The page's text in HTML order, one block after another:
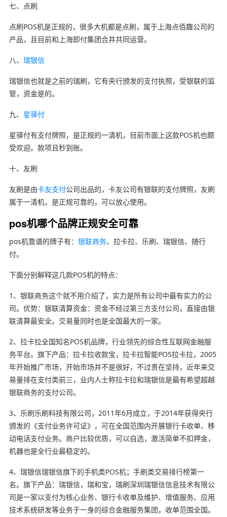
七、点刷
点刷POS机是正规的，很多大机都是点刷，属于上海点佰趣公司的
产品，且目前和上海即付集团合并共同运营。
八、 瑞银信
瑞银信也就是之前的瑞刷，它有央行颁发的支付执照，受银联的监
管，资金是的。
九、 星驿付
星驿付有支付牌照，是正规的一清机，目前市面上这款POS机也颇
受欢迎。款项且秒到账。
十、友刷
友刷是由卡友支付公司出品的，卡友公司有银联的支付牌照，友刷
属于一清机，是正规可靠的，可以放心使用。
pos机哪个品牌正规安全可靠
pos机靠谱的牌子有： 银联商务、拉卡拉、乐刷、瑞银信、随行
付。
下面分别解释这几款POS机的特点：
1、银联商务这个就不用介绍了，实力是所有公司中最有实力的公
司。优势：银联清算资金：资金不经过第三方支付公司，直接由银
联清算最安全。交易量同时也是全国最大的一家。
2、拉卡拉全国知名POS机品牌，行业领先的综合性互联网金融服
务平台。旗下产品：拉卡拉收款宝，拉卡拉智能POS拉卡拉，2005
年开始推广市场，开始市场并不是很好，不过贵在坚持，近年来交
易量排在支付类前三，业内人士称拉卡拉和瑞银信是最有希望超越
银联商务的支付公司。
3、乐刷乐刷科技有限公司，2011年6月成立，于2014年获得央行
颁发的《支付业务许可证》，可在全国范围内开展银行卡收单、移
动电话支付业务。商户比较优质，可以自选，激活简单不扣押金，
机器也是全行业最稳定的。
4、瑞银信瑞银信旗下的手机类POS机；手刷类交易排行榜第一
名。旗下产品：瑞银信，瑞和宝，瑞刷深圳瑞银信信息技术有限公
司是一家以支付为核心业务、银行卡收单及维护、增值服务、应用
技术系统研发等业务于一身的综合金融服务集团，收单范围全国。